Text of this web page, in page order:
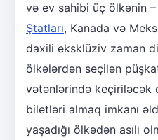
və ev sahibi üç ölkənin –
Ştatları, Kanada və
daxili eksklüziv zaman
ölkələrdən seçilən
vətənlərində keçiriləcək
biletləri almaq imkanı
yaşadığı ölkədən asılı